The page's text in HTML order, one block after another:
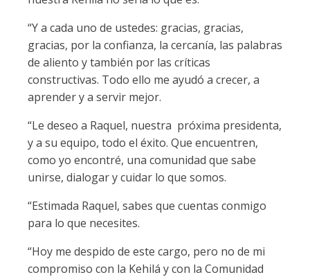
“Y a cada uno de ustedes: gracias, gracias,
gracias, por la confianza, la cercanía, las palabras
de aliento y también por las críticas
constructivas. Todo ello me ayudó a crecer, a
aprender y a servir mejor.
“Le deseo a Raquel, nuestra próxima presidenta,
y a su equipo, todo el éxito. Que encuentren,
como yo encontré, una comunidad que sabe
unirse, dialogar y cuidar lo que somos.
“Estimada Raquel, sabes que cuentas conmigo
para lo que necesites.
“Hoy me despido de este cargo, pero no de mi
compromiso con la Kehilá y con la Comunidad